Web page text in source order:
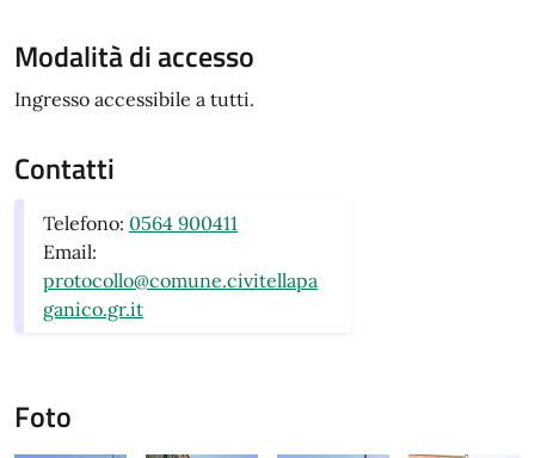
Modalità di accesso
Ingresso accessibile a tutti.
Contatti
Telefono: 0564 900411
Email:
protocollo@comune.civitellapa
ganico.gr.it
Foto